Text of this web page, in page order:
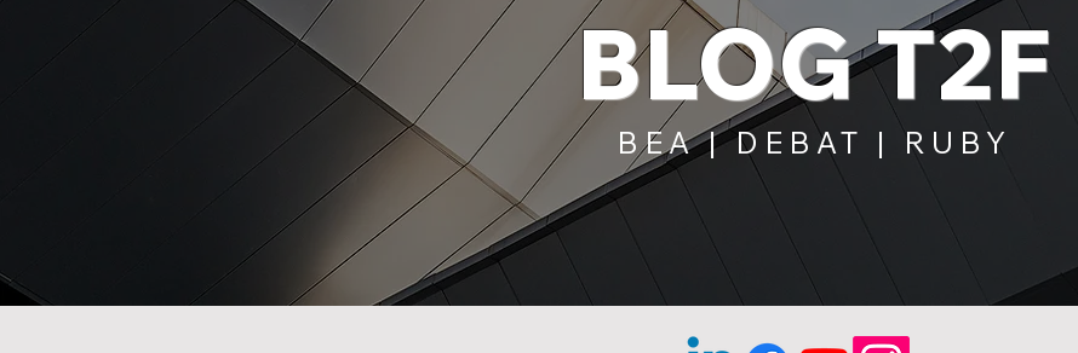
BLOG T2F
BEA | DEBAT | RUBY